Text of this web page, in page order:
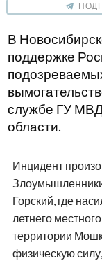
В
поддержке
службе ГУ
области.
Инцидент
Горский, где
летнего
территории
физическую